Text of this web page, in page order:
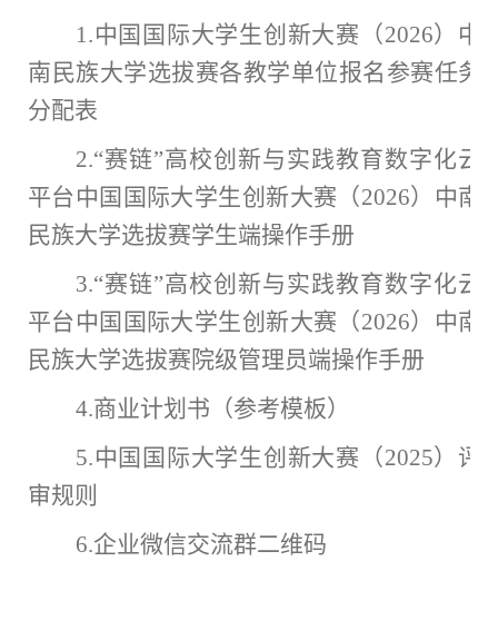
1.中国国际大学生创新大赛 （2026）中
南民族大学选拔赛各教学单位报名参赛任务
分配表
2.“赛链”高校创新与实践教育数字化云
平台中国国际大学生创新大赛 （2026）中南
民族大学选拔赛学生端操作手册
3.“赛链”高校创新与实践教育数字化云
平台中国国际大学生创新大赛 （2026）中南
民族大学选拔赛院级管理员端操作手册
4.商业计划书（参考模板）
5.中国国际大学生创新大赛（2025）评
审规则
6.企业微信交流群二维码